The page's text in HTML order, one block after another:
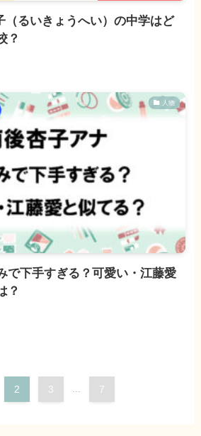
（るいきょうへい）の中学はど
？
人物
で下手すぎる？可愛い・江藤愛
？
2 3 7